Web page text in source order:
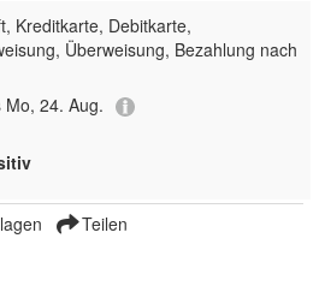
Kreditkarte, Debitkarte,
Überweisung, Bezahlung nach
Mo, 24. Aug.
Teilen